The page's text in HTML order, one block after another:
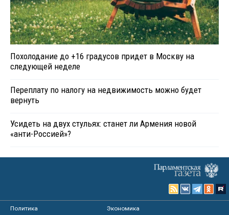
Похолодание до +16 градусов придет в Москву на
следующей неделе
Переплату по налогу на недвижимость можно будет
вернуть
Усидеть на двух стульях: станет ли Армения новой
«анти-Россией»?
Политика
Экономика